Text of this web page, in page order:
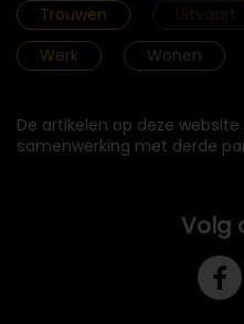
Trouwen
Uitvaart
Werk
Wonen
De artikelen op deze
samenwerking met derde
Volg